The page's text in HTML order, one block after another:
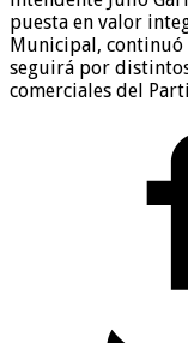
puesta en valor
Municipal, continuó
seguirá por
comerciales del